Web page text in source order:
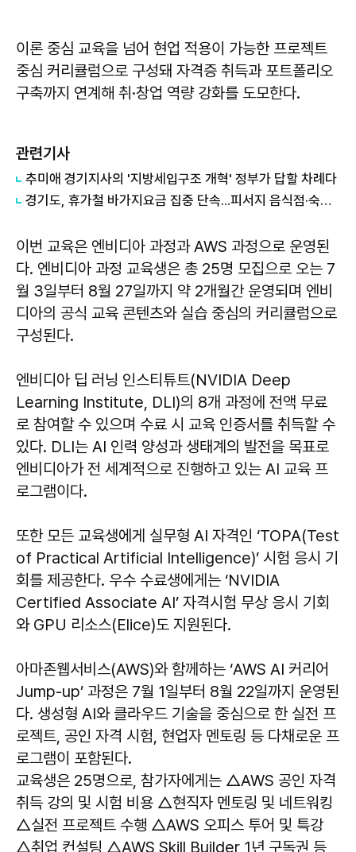
이론 중심 교육을 넘어 현업 적용이 가능한 프로젝트
중심 커리큘럼으로 구성돼 자격증 취득과 포트폴리오
구축까지 연계해 취·창업 역량 강화를 도모한다.
관련기사
추미애 경기지사의 '지방세입구조 개혁' 정부가 답할 차례다
경기도, 휴가철 바가지요금 집중 단속...피서지 음식점·숙박업소 현장점검
이번 교육은 엔비디아 과정과 AWS 과정으로 운영된
다. 엔비디아 과정 교육생은 총 25명 모집으로 오는 7
월 3일부터 8월 27일까지 약 2개월간 운영되며 엔비
디아의 공식 교육 콘텐츠와 실습 중심의 커리큘럼으로
구성된다.
엔비디아 딥 러닝 인스티튜트(NVIDIA Deep
Learning Institute, DLI)의 8개 과정에 전액 무료
로 참여할 수 있으며 수료 시 교육 인증서를 취득할 수
있다. DLI는 AI 인력 양성과 생태계의 발전을 목표로
엔비디아가 전 세계적으로 진행하고 있는 AI 교육 프
로그램이다.
또한 모든 교육생에게 실무형 AI 자격인 ‘TOPA(Test
of Practical Artificial Intelligence)’ 시험 응시 기
회를 제공한다. 우수 수료생에게는 ‘NVIDIA
Certified Associate AI’ 자격시험 무상 응시 기회
와 GPU 리소스(Elice)도 지원된다.
아마존웹서비스(AWS)와 함께하는 ‘AWS AI 커리어
Jump-up’ 과정은 7월 1일부터 8월 22일까지 운영된
다. 생성형 AI와 클라우드 기술을 중심으로 한 실전 프
로젝트, 공인 자격 시험, 현업자 멘토링 등 다채로운 프
로그램이 포함된다.
교육생은 25명으로, 참가자에게는 △AWS 공인 자격
취득 강의 및 시험 비용 △현직자 멘토링 및 네트워킹
△실전 프로젝트 수행 △AWS 오피스 투어 및 특강
△취업 컨설팅 △AWS Skill Builder 1년 구독권 등